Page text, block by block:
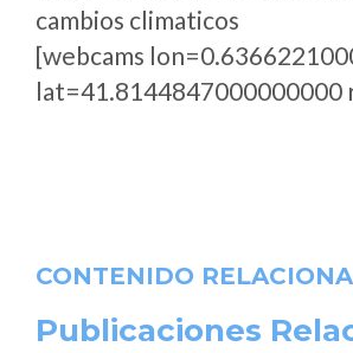
cambios climaticos
[webcams
lat=41.8144847000000000
CONTENIDO
Publicaciones